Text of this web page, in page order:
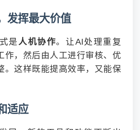
发挥最大价值
是人机协作。让AI处理重复
作，然后由人工进行审核、优
。这样既能提高效率，又能保
适应